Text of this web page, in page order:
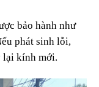
bảo hành như
phát sinh lỗi,
lại kính mới.